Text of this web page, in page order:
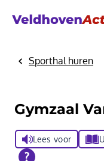
HomeSporthal huren
Gymzaal
Lees voor